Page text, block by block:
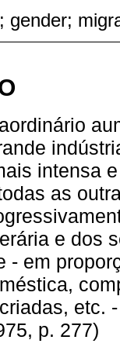
gender;
intensa
as
e dos
- em
etc.
p. 277)